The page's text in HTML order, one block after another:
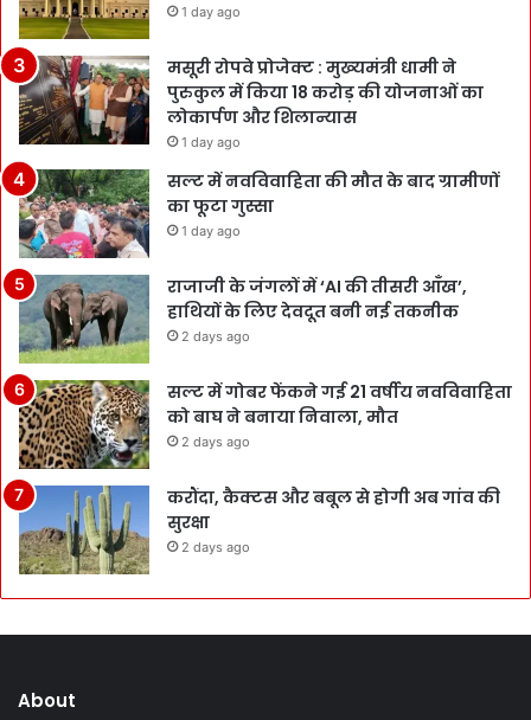
1 day ago
मसूरी रोपवे प्रोजेक्ट : मुख्‍यमंत्री धामी ने
पुरुकुल में किया 18 करोड़ की योजनाओं का
लोकार्पण और शिलान्यास
1 day ago
सल्ट में नवविवाहिता की मौत के बाद ग्रामीणों
का फूटा गुस्सा
1 day ago
राजाजी के जंगलों में ‘AI की तीसरी आँख’,
हाथियों के लिए देवदूत बनी नई तकनीक
2 days ago
सल्ट में गोबर फेंकने गई 21 वर्षीय नवविवाहिता
को बाघ ने बनाया निवाला, मौत
2 days ago
करौंदा, कैक्टस और बबूल से होगी अब गांव की
सुरक्षा
2 days ago
About